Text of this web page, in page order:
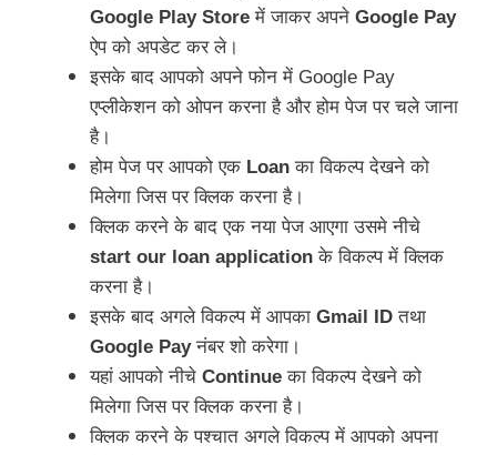
Google Play Storeमें जाकर अपने Google Pay
ऐप को अपडेट कर ले।
इसके बाद आपको अपने फोन में Google Pay
एप्लीकेशन को ओपन करना है और होम पेज पर चले जाना
है।
होम पेज पर आपको एक Loanका विकल्प देखने को
मिलेगा जिस पर क्लिक करना है।
क्लिक करने के बाद एक नया पेज आएगा उसमे नीचे
start our loan application के विकल्प में क्लिक
करना है।
इसके बाद अगले विकल्प में आपका Gmail IDतथा
Google Payनंबर शो करेगा।
यहां आपको नीचे Continueका विकल्प देखने को
मिलेगा जिस पर क्लिक करना है।
क्लिक करने के पश्चात अगले विकल्प में आपको अपना